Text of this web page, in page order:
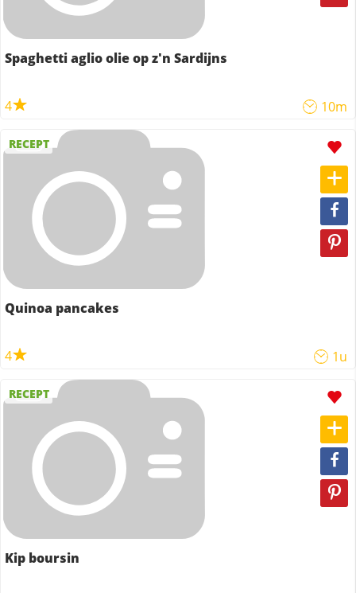
Spaghetti aglio olie op z'n Sardijns
4 10m
RECEPT
Quinoa pancakes
4 1u
RECEPT
Kip boursin